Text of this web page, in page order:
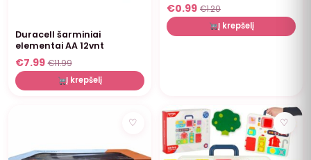
Duracell šarminiai
elementai AA 12vnt
€7.99 €11.99
Į krepšelį
€0.99 €1.20
Į krepšelį
♡ NUOLAIDA ♡